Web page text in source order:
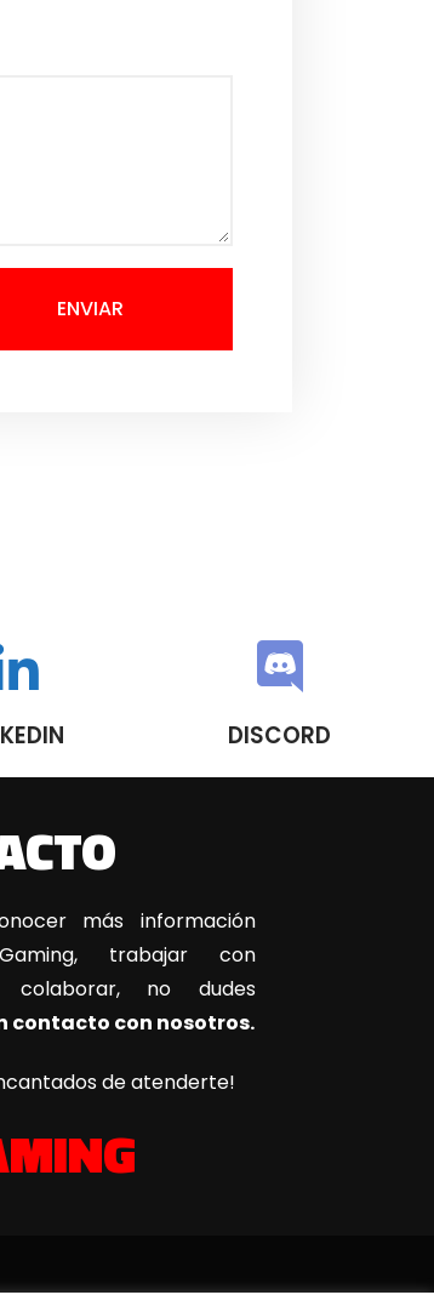
ENVIAR
DISCORD
más información
trabajar con
colaborar, no dudes
contacto con nosotros.
de atenderte!